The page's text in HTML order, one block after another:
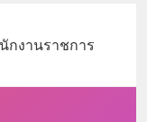
กงานราชการ